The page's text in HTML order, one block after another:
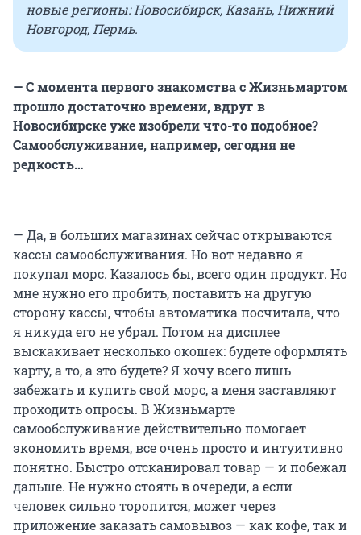
новые регионы: Новосибирск, Казань, Нижний
Новгород, Пермь.
— С момента первого знакомства с Жизньмартом
прошло достаточно времени, вдруг в
Новосибирске уже изобрели что-то подобное?
Самообслуживание, например, сегодня не
редкость…
— Да, в больших магазинах сейчас открываются
кассы самообслуживания. Но вот недавно я
покупал морс. Казалось бы, всего один продукт. Но
мне нужно его пробить, поставить на другую
сторону кассы, чтобы автоматика посчитала, что
я никуда его не убрал. Потом на дисплее
выскакивает несколько окошек: будете оформлять
карту, а то, а это будете? Я хочу всего лишь
забежать и купить свой морс, а меня заставляют
проходить опросы. В Жизньмарте
самообслуживание действительно помогает
экономить время, все очень просто и интуитивно
понятно. Быстро отсканировал товар — и побежал
дальше. Не нужно стоять в очереди, а если
человек сильно торопится, может через
приложение заказать самовывоз — как кофе, так и